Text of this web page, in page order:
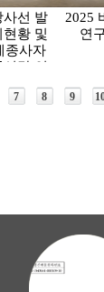
사선 발
황 및
종사자
선량 연
2025
연
7 8 9